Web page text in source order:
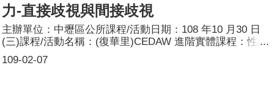
力-直接歧視與間接歧視
109-02-07
主辦單位：中壢區公所課程/活動日期：108 年10 月30 日
(三)課程/活動名稱：(復華里)CEDAW 進階實體課程：性別
暴力-直接歧視與間接歧視課程/活動目標：為強化社區居民
性別意識培力，培養性別敏感度，瞭解 CEDAW 公約的精